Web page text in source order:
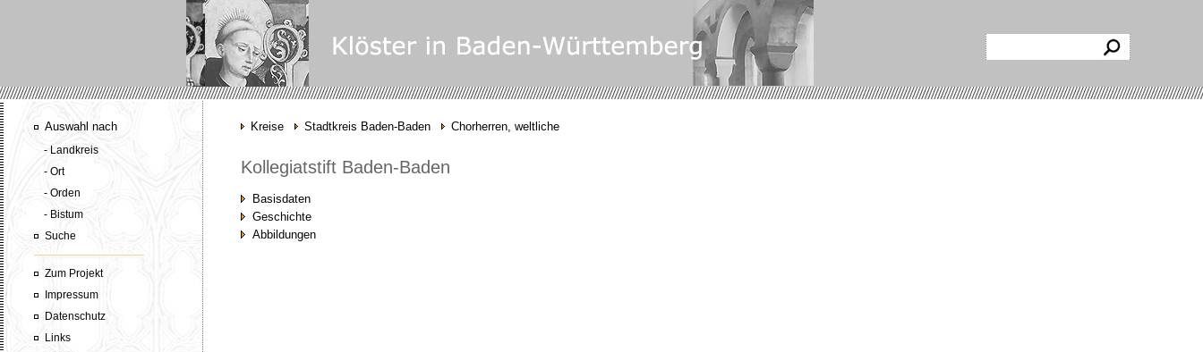
Auswahl nach
- Landkreis
- Ort
- Orden
- Bistum
Suche
Zum Projekt
Impressum
Datenschutz
Links
Kreise Stadtkreis Baden-Baden Chorherren, weltliche
Kollegiatstift Baden-Baden
Basisdaten
Geschichte
Abbildungen